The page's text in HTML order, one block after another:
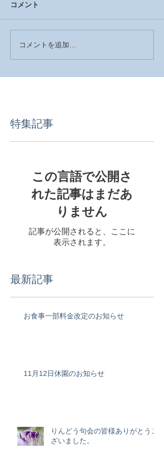
コメント
コメントを追加…
特集記事
この言語で公開さ
れた記事はまだあ
りません
記事が公開されると、ここに
表示されます。
最新記事
お食事一部料金改定のお知らせ
11月12日休園のお知らせ
りんどう句会の皆様ありがとうご
ざいました。